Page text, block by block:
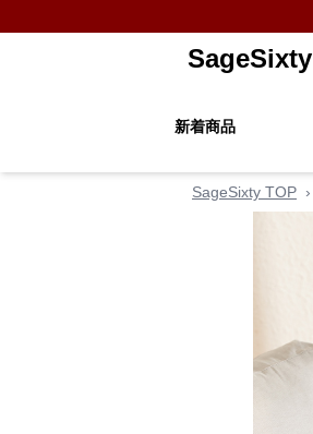
SageSixty
新着商品
SageSixty TOP ›